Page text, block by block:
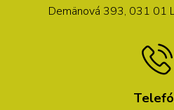
Demänová 393, 031 01